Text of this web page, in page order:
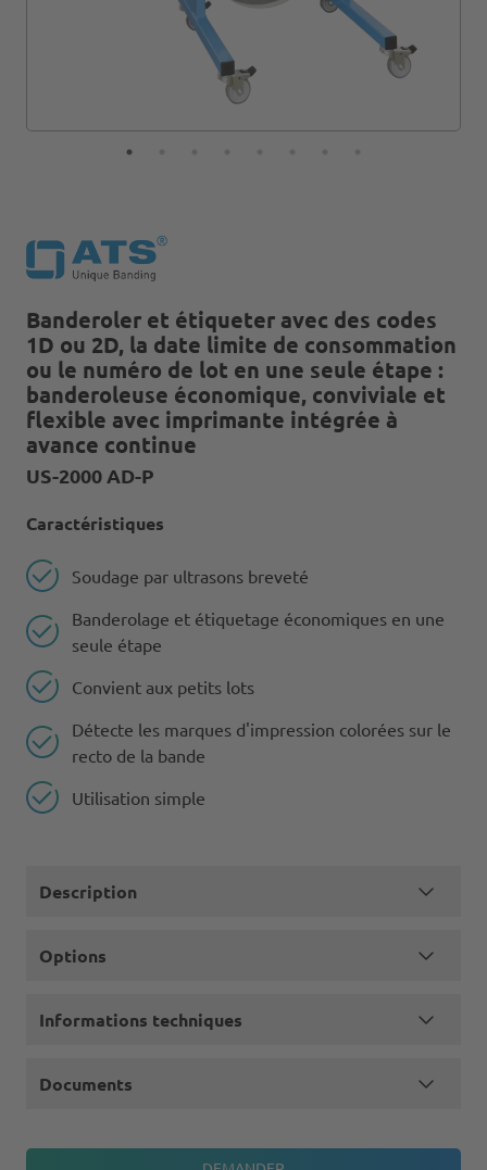
Banderoler et étiqueter avec des codes
1D ou 2D, la date limite de consommation
ou le numéro de lot en une seule étape :
banderoleuse économique, conviviale et
flexible avec imprimante intégrée à
avance continue
US-2000 AD-P
Caractéristiques
Soudage par ultrasons breveté
Banderolage et étiquetage économiques en une
seule étape
Convient aux petits lots
Détecte les marques d'impression colorées sur le
recto de la bande
Utilisation simple
Description
Options
Informations techniques
Documents